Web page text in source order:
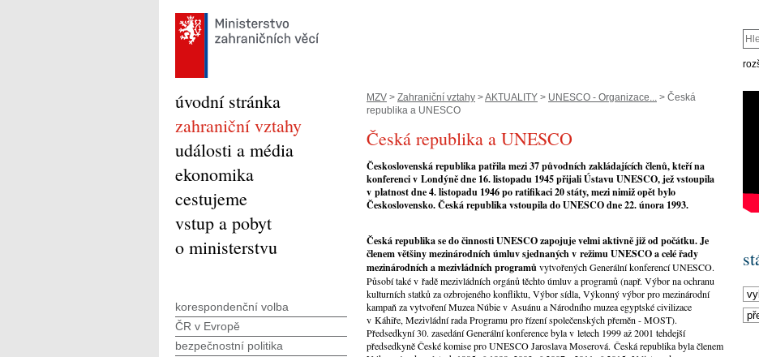
MZV > Zahraniční vztahy >AKTUALITY > UNESCO - Organizace... > Česká
republika a UNESCO
Česká republika a UNESCO
Československá republika patřila mezi 37 původních zakládajících členů, kteří na
konferenci v Londýně dne 16. listopadu 1945 přijaliÚstavu UNESCO, jež vstoupila
v platnost dne 4. listopadu 1946 po ratifikaci 20 státy, mezi nimiž opět bylo
Československo.Česká republika vstoupila do UNESCO dne 22. února 1993.
Česká republika se do činnosti UNESCO zapojuje velmi aktivně již od počátku. Je
členem většiny mezinárodních úmluv sjednaných v režimu UNESCO a celé řady
mezinárodních a mezivládních programůvytvořených Generální konferencí UNESCO.
Působí také v řadě mezivládních orgánů těchto úmluv a programů (např. Výbor na ochranu
kulturních statků za ozbrojeného konfliktu, Výbor sídla, Výkonný výbor pro mezinárodní
kampaň za vytvoření Muzea Núbie v Asuánu a Národního muzea egyptské civilizace
v Káhiře, Mezivládní rada Programu pro řízení společenských přeměn - MOST).
Předsedkyní 30. zasedání Generální konference byla v letech 1999 až 2001 tehdejší
předsedkyně České komise pro UNESCO Jaroslava Moserová. Česká republika byla členem
úvodní stránka
zahraniční vztahy
události a média
ekonomika
cestujeme
vstup a pobyt
o ministerstvu
korespondenční volba
ČR v Evropě
bezpečnostní politika